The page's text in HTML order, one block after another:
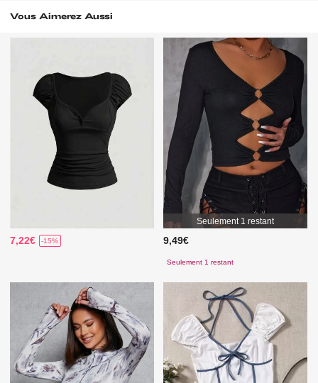
Vous Aimerez Aussi
7,22€ -15%
Seulement 1 restant
9,49€
Seulement 1 restant